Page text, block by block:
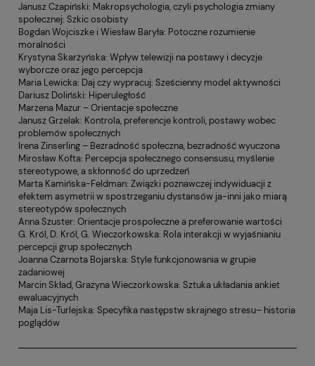
Janusz Czapiński: Makropsychologia, czyli psychologia zmiany
społecznej: Szkic osobisty
Bogdan Wojciszke i Wiesław Baryła: Potoczne rozumienie
moralności
Krystyna Skarżyńska: Wpływ telewizji na postawy i decyzje
wyborcze oraz jego percepcja
Maria Lewicka: Daj czy wypracuj: Sześcienny model aktywności
Dariusz Doliński: Hiperuległość
Marzena Mazur – Orientacje społeczne
Janusz Grzelak: Kontrola, preferencje kontroli, postawy wobec
problemów społecznych
Irena Zinserling – Bezradność społeczna, bezradność wyuczona
Mirosław Kofta: Percepcja społecznego consensusu, myślenie
stereotypowe, a skłonność do uprzedzeń
Marta Kamińska-Feldman: Związki poznawczej indywiduacji z
efektem asymetrii w spostrzeganiu dystansów ja-inni jako miarą
stereotypów społecznych
Anna Szuster: Orientacje prospołeczne a preferowanie wartości
G. Król, D. Król, G. Wieczorkowska: Rola interakcji w wyjaśnianiu
percepcji grup społecznych
Joanna Czarnota Bojarska: Style funkcjonowania w grupie
zadaniowej
Marcin Skład, Grazyna Wieczorkowska: Sztuka układania ankiet
ewaluacyjnych
Maja Lis-Turlejska: Specyfika następstw skrajnego stresu– historia
poglądów